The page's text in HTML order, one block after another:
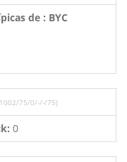
de : BYC
75/0/-/-/75)
0